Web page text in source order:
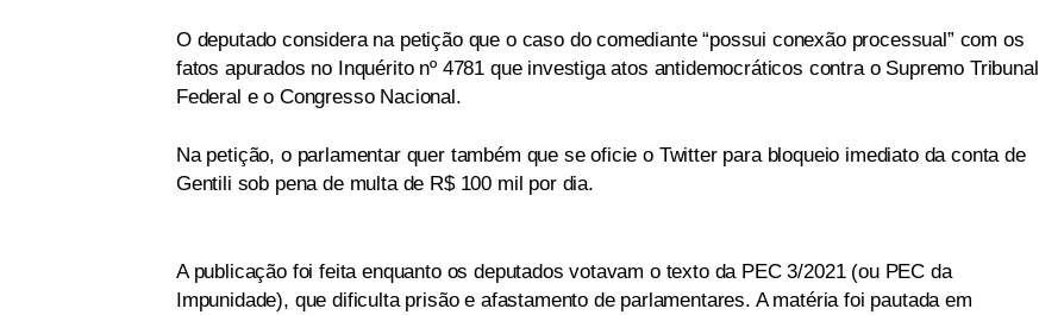
O deputado considera na petição que o caso do comediante “possui conexão processual” com os
fatos apurados no Inquérito nº 4781 que investiga atos antidemocráticos contra o Supremo Tribunal
Federal e o Congresso Nacional.
Na petição, o parlamentar quer também que se oficie o Twitter para bloqueio imediato da conta de
Gentili sob pena de multa de R$ 100 mil por dia.
A publicação foi feita enquanto os deputados votavam o texto da PEC 3/2021 (ou PEC da
Impunidade), que dificulta prisão e afastamento de parlamentares. A matéria foi pautada em